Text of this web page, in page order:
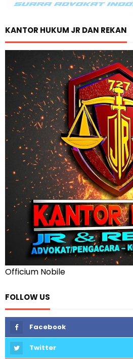
KANTOR HUKUM JR DAN REKAN
Officium Nobile
FOLLOW US
Facebook
Twitter